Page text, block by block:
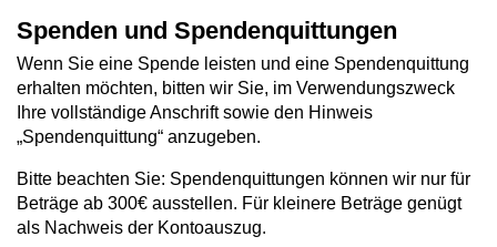
Spenden und Spendenquittungen
Wenn Sie eine Spende leisten und eine Spendenquittung
erhalten möchten, bitten wir Sie, im Verwendungszweck
Ihre vollständige Anschrift sowie den Hinweis
„Spendenquittung“ anzugeben.
Bitte beachten Sie: Spendenquittungen können wir nur für
Beträge ab 300€ ausstellen. Für kleinere Beträge genügt
als Nachweis der Kontoauszug.